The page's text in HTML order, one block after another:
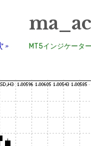
MT5インジケーター